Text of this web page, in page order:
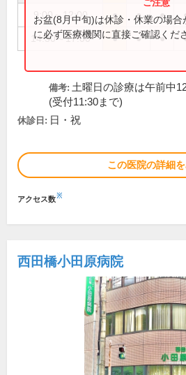
9:00～12:00 ● ● ● ●
14:30～17:00 ● ● ●
お盆(8月中旬)は休診・休業の場
に必ず医療機関に直接ご確認くだ
備考: 土曜日の診療は午前中
(受付11:30まで)
休診日: 日・祝
この医院の詳細
アクセス数※
西田橋小田原病院